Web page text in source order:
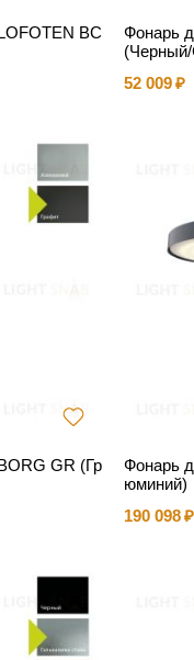
BC
Фонарь
52 009
GR (Гр
Фонарь
юминий)
190 098